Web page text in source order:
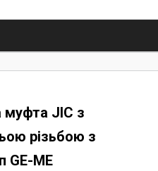
муфта JIC з
різьбою з
GE-ME